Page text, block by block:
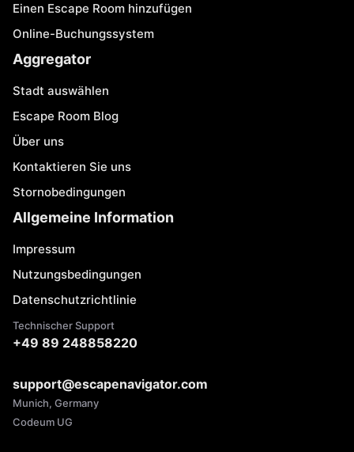
Einen Escape Room hinzufügen
Online-Buchungssystem
Aggregator
Stadt auswählen
Escape Room Blog
Über uns
Kontaktieren Sie uns
Stornobedingungen
Allgemeine Information
Impressum
Nutzungsbedingungen
Datenschutzrichtlinie
Technischer Support
+49 89 248858220
support@escapenavigator.com
Munich, Germany
Codeum UG